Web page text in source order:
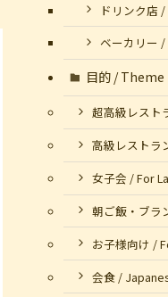
ドリンク店
ベーカリー
目的 / Theme
超高級レスト
高級レストラ
女子会 / For
朝ご飯・ブラ
お子様向け /
会食 /